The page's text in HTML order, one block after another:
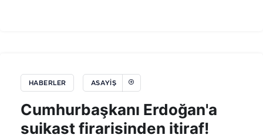
HABERLER ASAYIŞ
Cumhurbaşkanı Erdoğan'a
suikast firarisinden itiraf!